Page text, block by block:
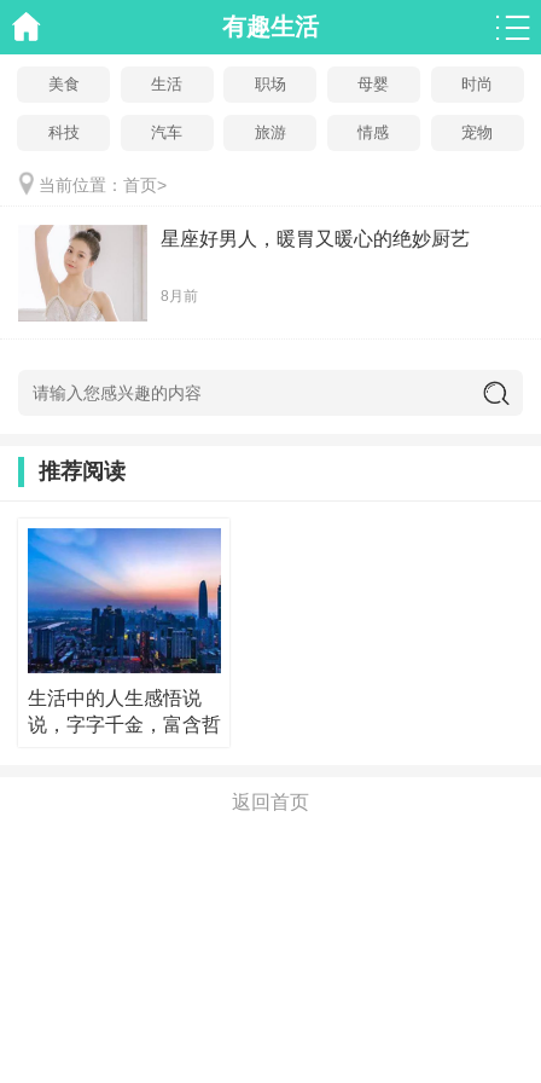
有趣生活
美食 生活 职场 母婴 时尚
科技 汽车 旅游 情感 宠物
当前位置： 首页>
星座好男人，暖胃又暖心的绝妙厨艺
8月前
推荐阅读
生活中的人生感悟说
说，字字千金，富含哲
返回首页